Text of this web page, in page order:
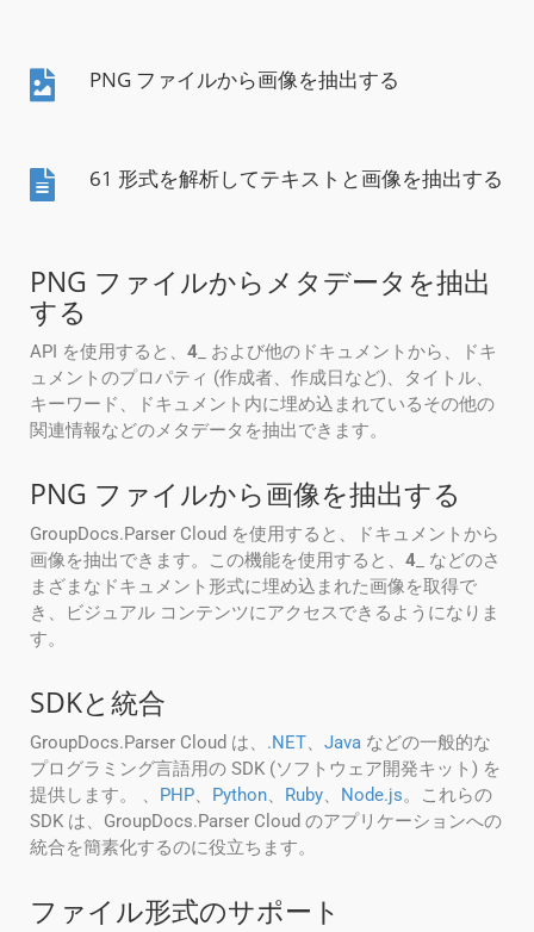
PNG ファイルから画像を抽出する
61 形式を解析してテキストと画像を抽出する
PNG ファイルからメタデータを抽出
する
API を使用すると、 4 _ および他のドキュメントから、ドキ
ュメントのプロパティ (作成者、作成日など)、タイトル、
キーワード、ドキュメント内に埋め込まれているその他の
関連情報などのメタデータを抽出できます。
PNG ファイルから画像を抽出する
GroupDocs.Parser Cloud を使用すると、ドキュメントから
画像を抽出できます。この機能を使用すると、 4 _ などのさ
まざまなドキュメント形式に埋め込まれた画像を取得で
き、ビジュアル コンテンツにアクセスできるようになりま
す。
SDKと統合
GroupDocs.Parser Cloud は、 .NET、 Java などの一般的な
プログラミング言語用の SDK (ソフトウェア開発キット) を
提供します。 、 PHP、 Python、 Ruby、 Node.js。これらの
SDK は、GroupDocs.Parser Cloud のアプリケーションへの
統合を簡素化するのに役立ちます。
ファイル形式のサポート